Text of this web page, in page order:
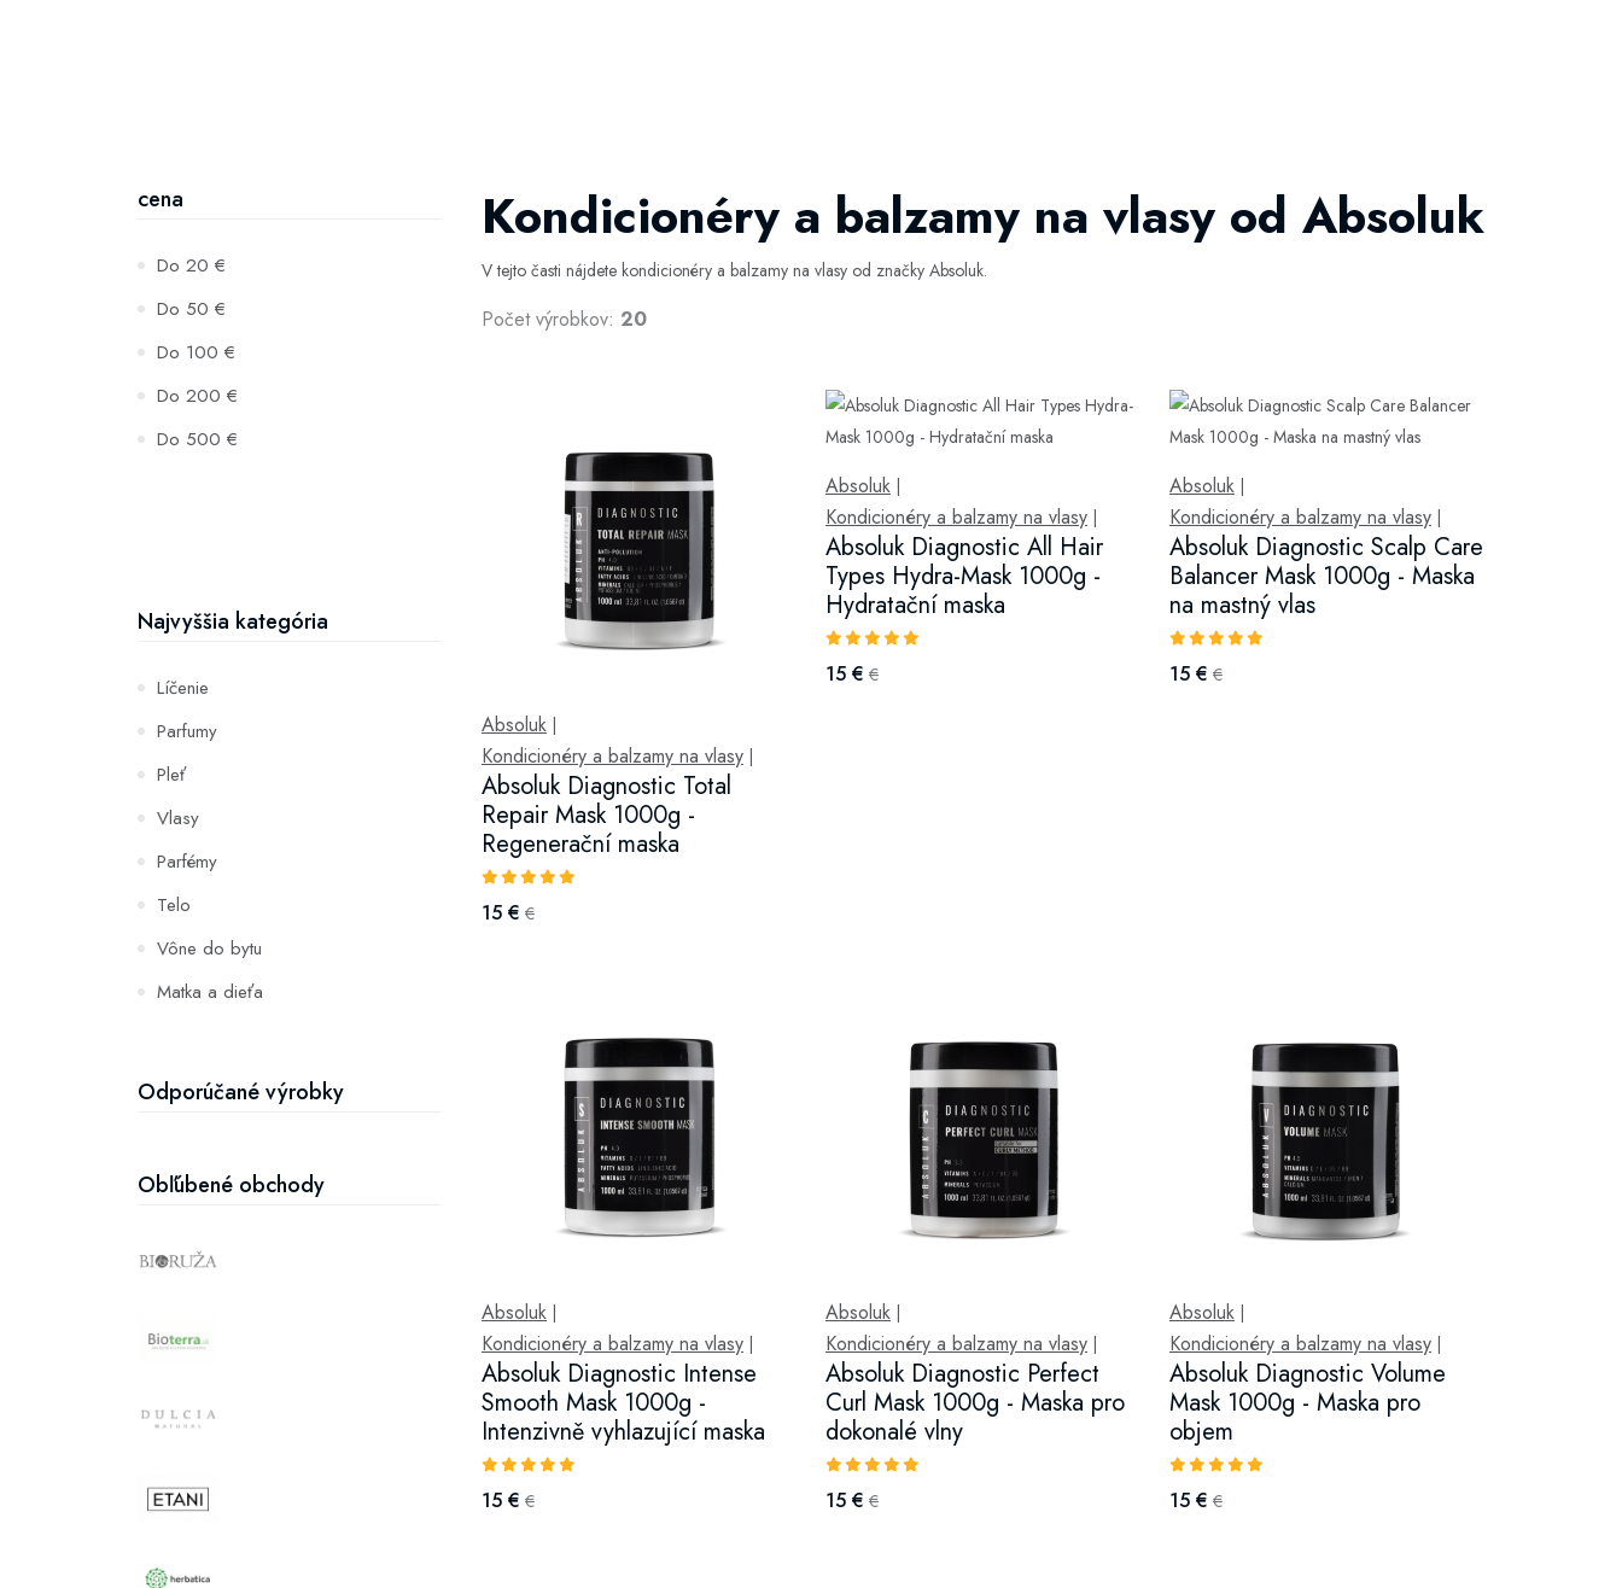
cena
Do 20 €
Do 50 €
Do 100 €
Do 200 €
Do 500 €
Najvyššia kategória
Líčenie
Parfumy
Pleť
Vlasy
Parfémy
Telo
Vône do bytu
Matka a dieťa
Hydratácia a výživa pleti
Odporúčané výrobky
Obľúbené obchody
Kondicionéry a balzamy na vlasy od Absoluk
V tejto časti nájdete kondicionéry a balzamy na vlasy od značky Absoluk.
Počet výrobkov: 20
Absoluk
Kondicionéry a balzamy na vlasy
Absoluk Diagnostic Total
Repair Mask 1000g -
Regenerační maska
15 € €
Absoluk|
Kondicionéry a balzamy na vlasy|
Absoluk Diagnostic All Hair
Types Hydra-Mask 1000g -
Hydratační maska
15 € €
Absoluk|
Kondicionéry a balzamy na vlasy|
Absoluk Diagnostic Scalp Care
Balancer Mask 1000g - Maska
na mastný vlas
15 € €
Absoluk
Kondicionéry a balzamy na vlasy
Absoluk Diagnostic Intense
Smooth Mask 1000g -
Intenzivně vyhlazující maska
15 € €
Absoluk|
Kondicionéry a balzamy na vlasy|
Absoluk Diagnostic Perfect
Curl Mask 1000g - Maska pro
dokonalé vlny
15 € €
Absoluk|
Kondicionéry a balzamy na vlasy|
Absoluk Diagnostic Volume
Mask 1000g - Maska pro
objem
15 € €